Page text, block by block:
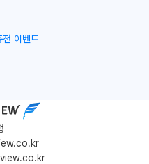
전 이벤트